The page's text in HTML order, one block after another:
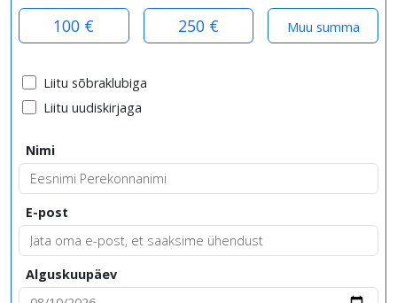
100 € 250 €
Liitu sõbraklubiga
Liitu uudiskirjaga
Nimi
E-post
Alguskuupäev